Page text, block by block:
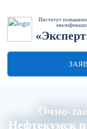
Институт
Очно-
Нефтекумск